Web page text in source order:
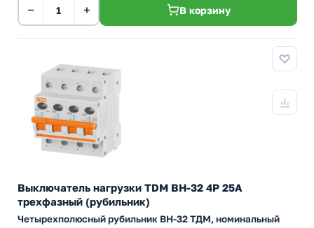
− + В корзину
Выключатель нагрузки TDM ВН-32 4P 25A
трехфазный (рубильник)
Четырехполюсный рубильник BH-32 ТДМ, номинальный